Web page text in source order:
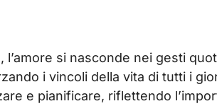
l’amore si nasconde nei gesti
i vincoli della vita di tutti i
e pianificare, riflettendo